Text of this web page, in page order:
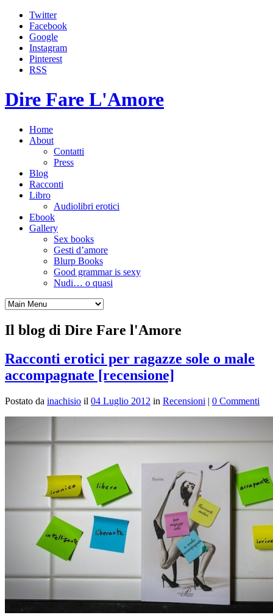
Twitter
Facebook
Google
Instagram
Pinterest
RSS
Dire Fare L'Amore
Home
About
Contatti
Press
Blog
Racconti
Libro
Audiolibri erotici
Ebook
Gallery
Sex books
Gesti d’amore
Blurp Books
Good grammar is sexy
Nudi… o quasi
Il blog di Dire Fare l'Amore
Racconti erotici per ragazze sole o male
accompagnate [recensione]
Postato da inachisio il 04 Luglio 2012 in Recensioni | 0 Commenti